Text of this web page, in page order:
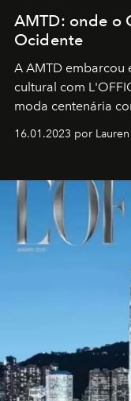
AMTD: onde o
Ocidente
A AMTD embarcou
cultural com
moda centenária
16.01.2023 por Lauren